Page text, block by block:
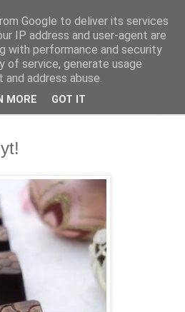
Google to deliver its services
IP address and user-agent are
with performance and security
of service, generate usage
address abuse.
MORE GOT IT